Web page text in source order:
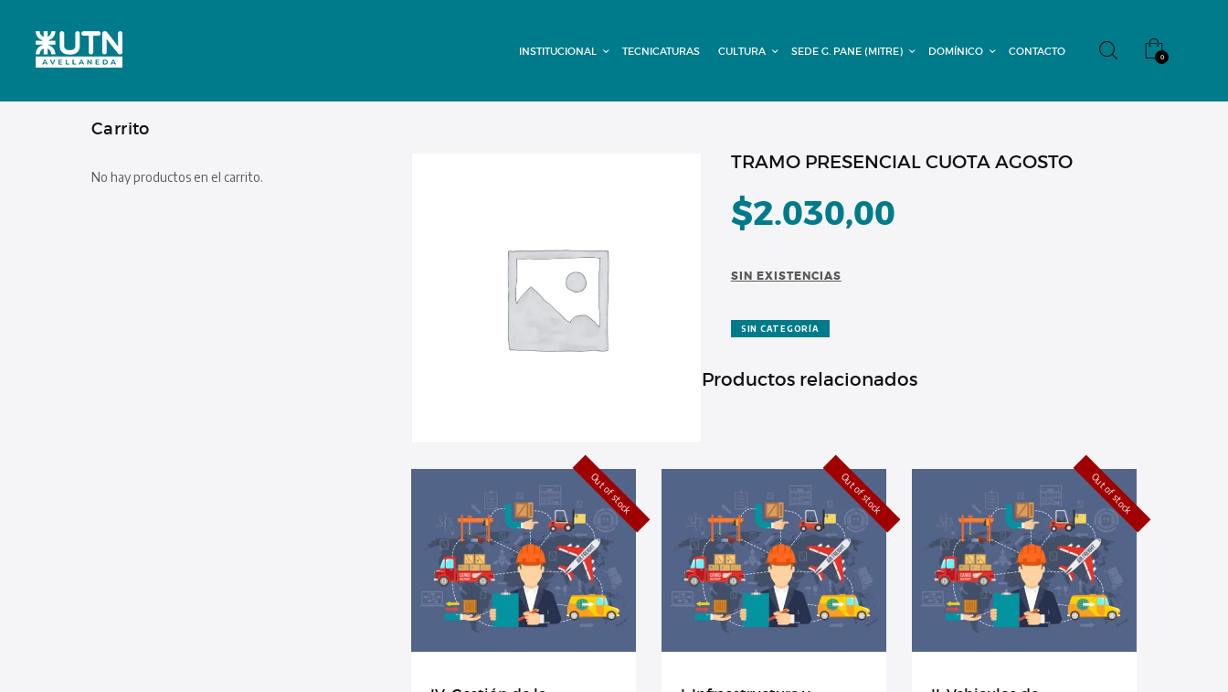
INSTITUCIONAL TECNICATURAS CULTURA SEDE G. PANE (MITRE) DOMÍNICO CONTACTO 0
DOMÍNICO
CONTACTO
TRAMO PRESENCIAL CUOTA AGOSTO
$2.030,00
SIN EXISTENCIAS
SIN CATEGORÍA
Productos relacionados
Out of stock Out of stock Out of stock
Carrito
No hay productos en el carrito.